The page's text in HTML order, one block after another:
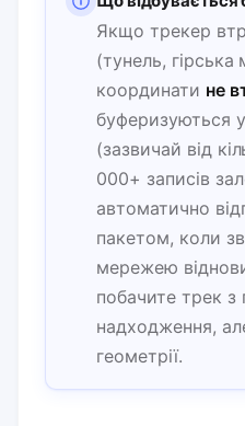
Якщо трекер
(тунель, гірська
координати не
буферизуються у
(зазвичай від
000+ записів
автоматично
пакетом, коли
мережею
побачите трек з
надходження,
геометрії.